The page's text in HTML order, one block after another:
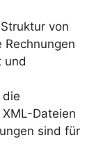
von
Rechnungen
und
die
Dateien
sind für